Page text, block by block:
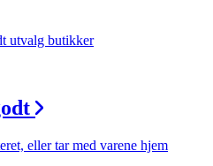
utvalg butikker
eller tar med varene hjem